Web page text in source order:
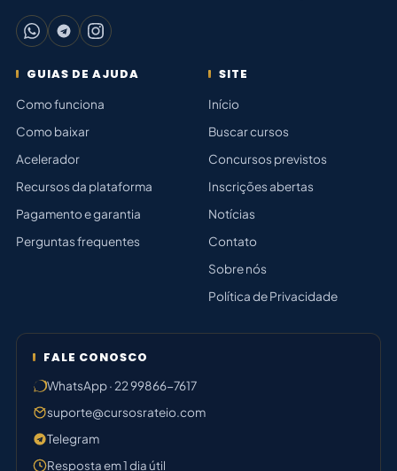
GUIAS DE AJUDA
Como funciona
Como baixar
Acelerador
Recursos da plataforma
Pagamento e garantia
Perguntas frequentes
SITE
Início
Buscar cursos
Concursos previstos
Inscrições abertas
Notícias
Contato
Sobre nós
Política de Privacidade
FALE CONOSCO
WhatsApp · 22 99866-7617
suporte@cursosrateio.com
Telegram
Resposta em 1 dia útil